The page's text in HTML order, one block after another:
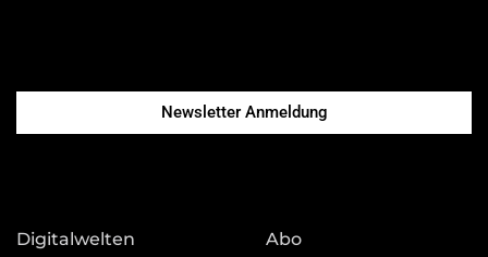
Newsletter Anmeldung
Digitalwelten
Abo